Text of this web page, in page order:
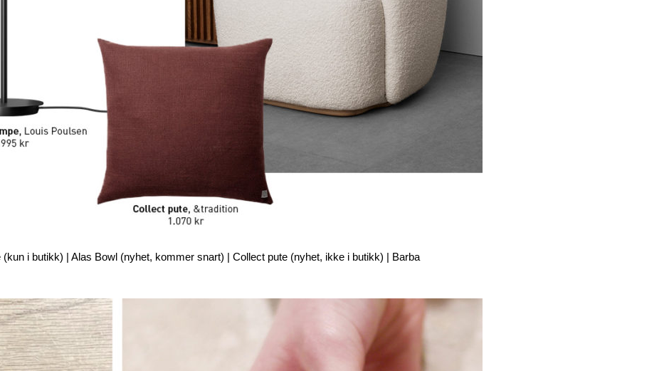
(kun i butikk) | Alas Bowl (nyhet, kommer snart) | Collect pute (nyhet, ikke i butikk) | Barba